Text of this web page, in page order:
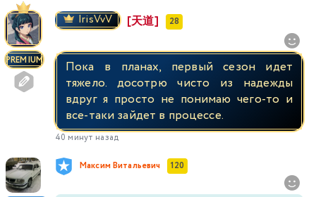
PREMIUM
IrisVvV [天道] 28
Пока в планах, первый сезон идет
тяжело. досотрю чисто из надежды
вдруг я просто не понимаю чего-то и
все-таки зайдет в процессе.
40 минут назад
Максим Витальевич 120